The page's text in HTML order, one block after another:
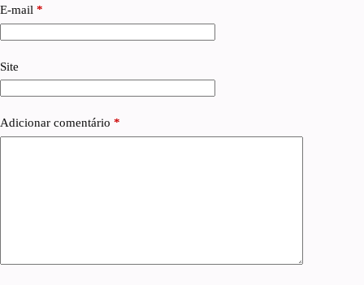
E-mail *
Site
Adicionar comentário *